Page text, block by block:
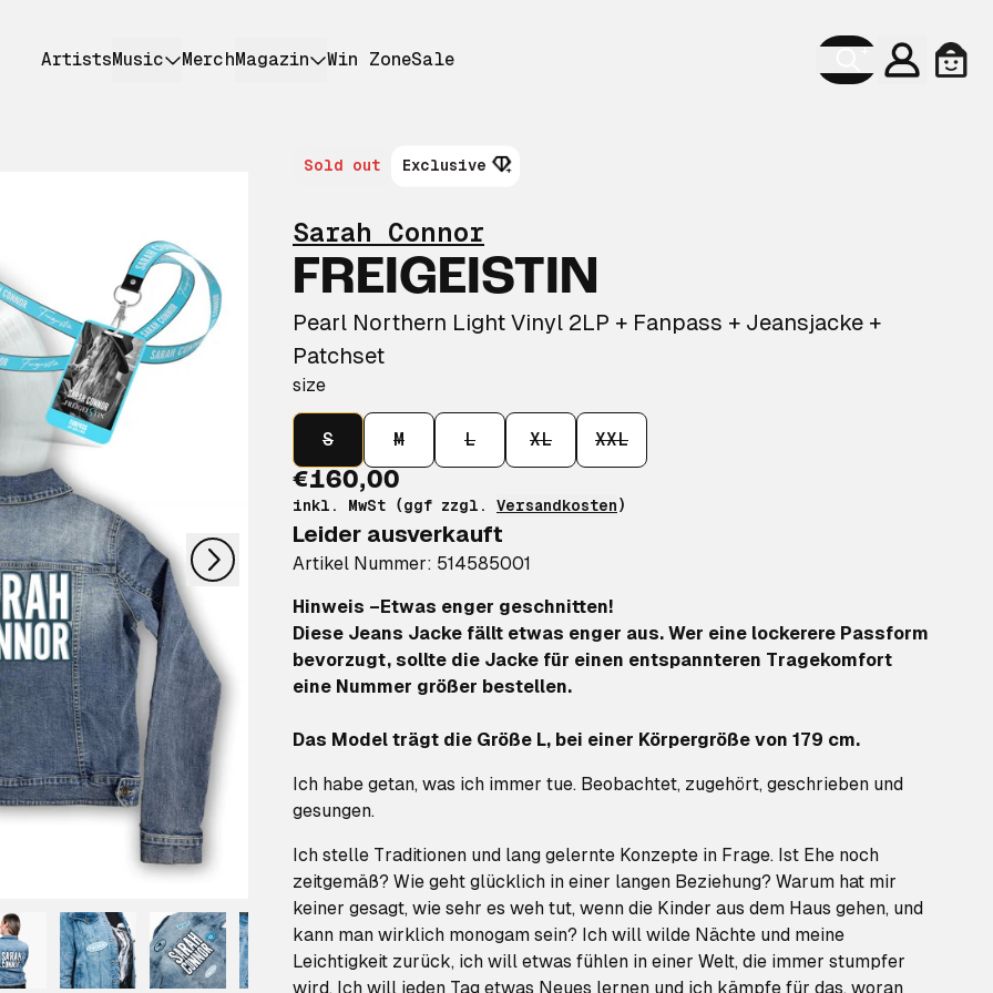
ArtistsMusic MerchMagazin Win ZoneSale
Konto
nächstes
Sarah Connor
FREIGEISTIN
Pearl Northern Light Vinyl 2LP + Fanpass + Jeansjacke +
Patchset
size
S M L XL XXL
€160,00
inkl. MwSt (ggf zzgl. Versandkosten)
Leider ausverkauft
Artikel Nummer: 514585001
Hinweis –Etwas enger geschnitten!
Diese Jeans Jacke fällt etwas enger aus. Wer eine lockerere Passform
bevorzugt, sollte die Jacke für einen entspannteren Tragekomfort
eine Nummer größer bestellen.
Das Model trägt die Größe L, bei einer Körpergröße von 179 cm.
Ich habe getan, was ich immer tue. Beobachtet, zugehört, geschrieben und
gesungen.
Ich stelle Traditionen und lang gelernte Konzepte in Frage. Ist Ehe noch
zeitgemäß? Wie geht glücklich in einer langen Beziehung? Warum hat mir
keiner gesagt, wie sehr es weh tut, wenn die Kinder aus dem Haus gehen, und
kann man wirklich monogam sein? Ich will wilde Nächte und meine
Leichtigkeit zurück, ich will etwas fühlen in einer Welt, die immer stumpfer
wird. Ich will jeden Tag etwas Neues lernen und ich kämpfe für das, woran
Sold out Exclusive